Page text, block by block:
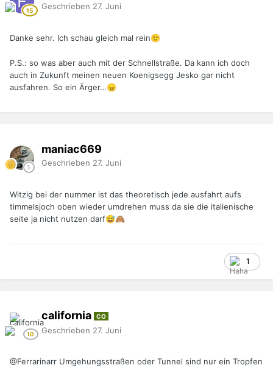
Geschrieben 27. Juni
Danke sehr. Ich schau gleich mal rein🙂
P.S.: so was aber auch mit der Schnellstraße. Da kann ich doch
auch in Zukunft meinen neuen Koenigsegg Jesko gar nicht
ausfahren. So ein Ärger…😠
maniac669
Geschrieben 27. Juni
Witzig bei der nummer ist das theoretisch jede ausfahrt aufs
timmelsjoch oben wieder umdrehen muss da sie die italienische
seite ja nicht nutzen darf😅🙈
1
california CO
Geschrieben 27. Juni
@Ferrarinarr Umgehungsstraßen oder Tunnel sind nur ein Tropfen